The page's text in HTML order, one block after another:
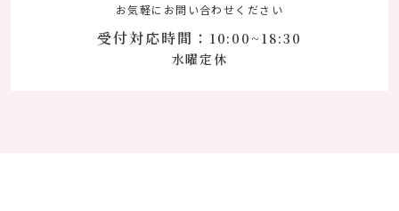
お気軽にお問い合わせください
受付対応時間： 10:00~18:30
水曜定休